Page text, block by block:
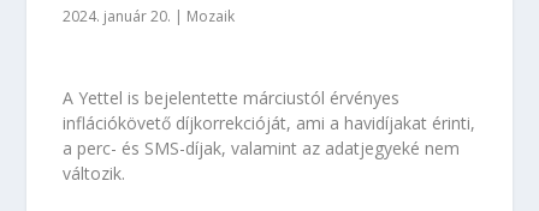
2024. január 20. | Mozaik
A Yettel is bejelentette márciustól érvényes
inflációkövető díjkorrekcióját, ami a havidíjakat érinti,
a perc- és SMS-díjak, valamint az adatjegyeké nem
változik.